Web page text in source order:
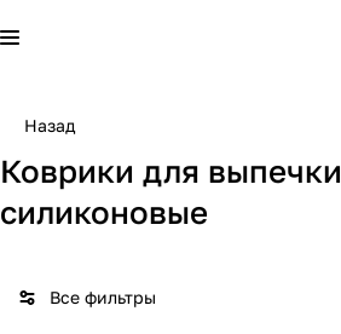
Назад
Коврики для выпечки
силиконовые
Все фильтры